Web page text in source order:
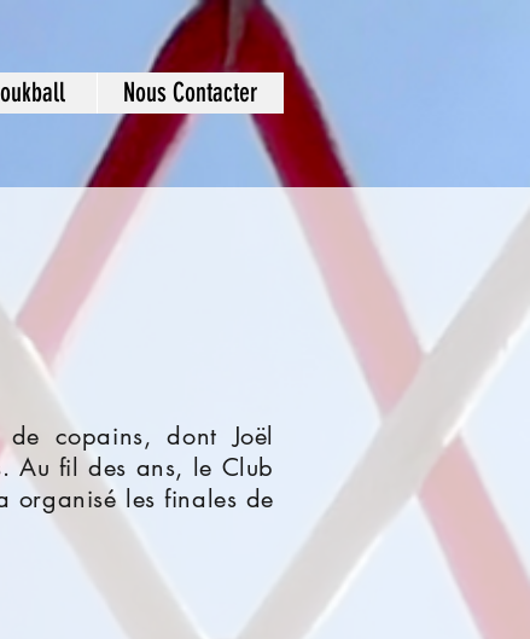
Nous Contacter
copains, dont Joël
Au fil des ans, le Club
organisé les finales de